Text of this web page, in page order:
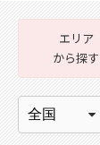
エリア
から探す